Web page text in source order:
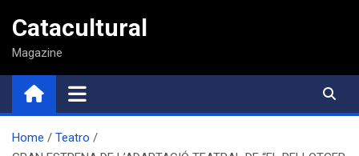
contenido
Catacultural
Magazine
Home
Teatro